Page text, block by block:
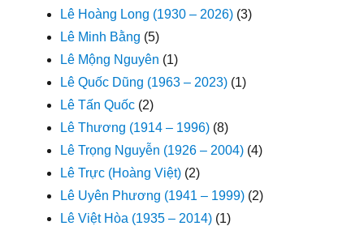
Lê Hoàng Long (1930 – 2026) (3)
Lê Minh Bằng (5)
Lê Mộng Nguyên (1)
Lê Quốc Dũng (1963 – 2023) (1)
Lê Tấn Quốc (2)
Lê Thương (1914 – 1996) (8)
Lê Trọng Nguyễn (1926 – 2004) (4)
Lê Trực (Hoàng Việt) (2)
Lê Uyên Phương (1941 – 1999) (2)
Lê Việt Hòa (1935 – 2014) (1)